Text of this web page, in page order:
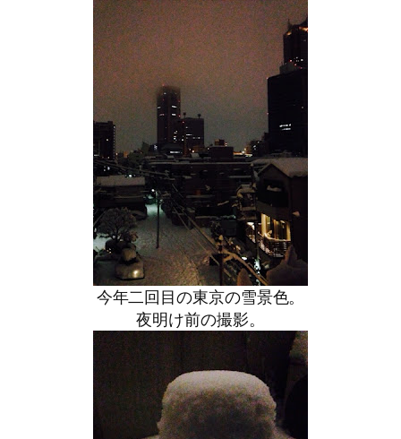
今年二回目の東京の雪景色。
夜明け前の撮影。